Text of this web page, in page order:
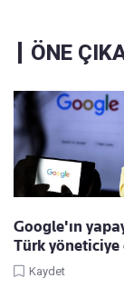
ÖNE
Google'ın
Türk yöneticiye
Kaydet